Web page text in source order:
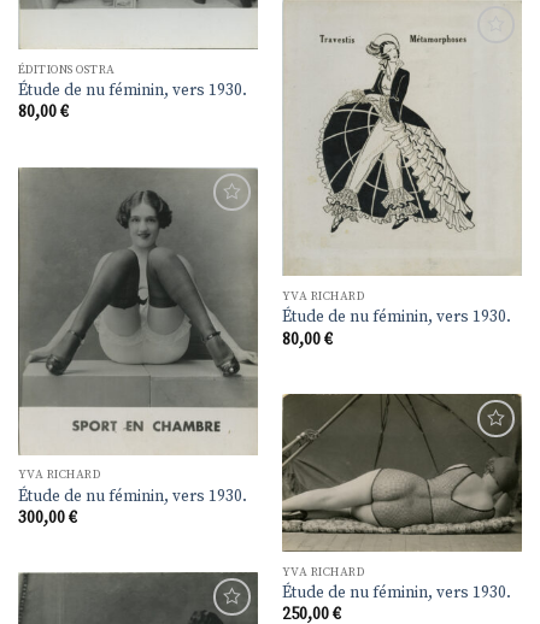
ÉDITIONS OSTRA
Étude de nu féminin, vers 1930.
80,00€
YVA RICHARD
Étude de nu féminin, vers 1930.
80,00€
YVA RICHARD
Étude de nu féminin, vers 1930.
300,00€
Ajouter
à la
liste de
souhaits
YVA RICHARD
Étude de nu féminin, vers 1930.
250,00€